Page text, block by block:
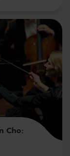
Cho: